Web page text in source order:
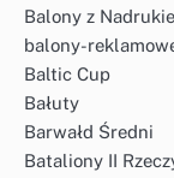
Balony z
balony-
Baltic Cup
Bałuty
Barwałd Średni
Bataliony II